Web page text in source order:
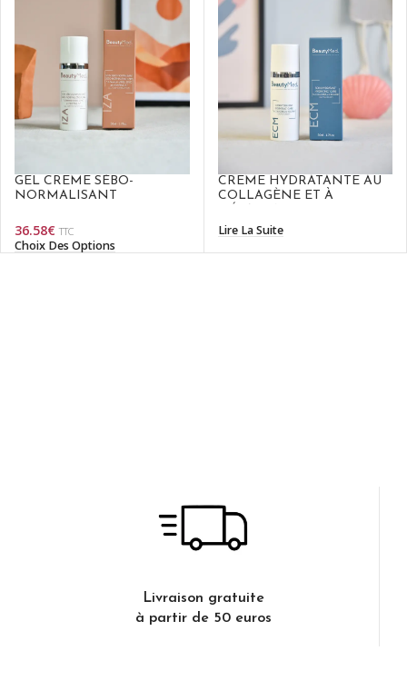
GEL CRÈME SÉBO-
NORMALISANT
36.58€ TTC
Choix Des Options
CRÈME HYDRATANTE AU
COLLAGÈNE ET À
Lire La Suite
Livraison gratuite
à partir de 50 euros